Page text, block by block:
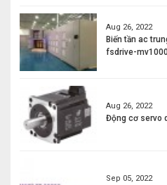
Aug 26, 2022
Biến tần ac
fsdrive-mv1000
Aug 26, 2022
Động cơ servo
Sep 05, 2022